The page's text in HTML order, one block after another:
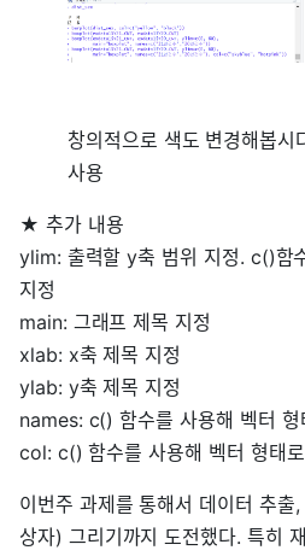
창의적으로 색도 변경해봅
사용
★ 추가 내용
ylim: 출력할 y축 범위 지정. c()함
지정
main: 그래프 제목 지정
xlab: x축 제목 지정
ylab: y축 제목 지정
names: c() 함수를 사용해 벡터 형
col: c() 함수를 사용해 벡터 형태
이번주 과제를 통해서 데이터 추출
상자) 그리기까지 도전했다. 특히